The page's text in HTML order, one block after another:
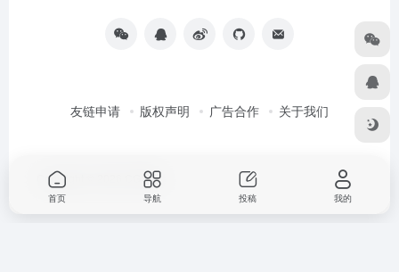
友链申请 版权声明 广告合作 关于我们
Copyright © 2026 CG导航
首页 导航 投稿 我的